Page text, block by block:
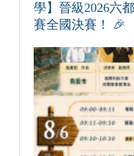
學】晉級2026六
賽全國決賽！ 🎉